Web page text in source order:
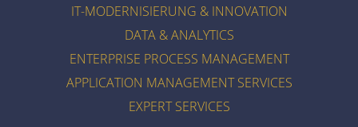
IT-MODERNISIERUNG & INNOVATION
DATA & ANALYTICS
ENTERPRISE PROCESS MANAGEMENT
APPLICATION MANAGEMENT SERVICES
EXPERT SERVICES